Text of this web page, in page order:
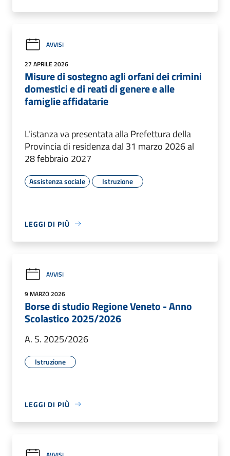
AVVISI
27 APRILE 2026
Misure di sostegno agli orfani dei crimini
domestici e di reati di genere e alle
famiglie affidatarie
L'istanza va presentata alla Prefettura della
Provincia di residenza dal 31 marzo 2026 al
28 febbraio 2027
Assistenza sociale Istruzione
LEGGI DI PIÙ
AVVISI
9 MARZO 2026
Borse di studio Regione Veneto - Anno
Scolastico 2025/2026
A. S. 2025/2026
Istruzione
LEGGI DI PIÙ